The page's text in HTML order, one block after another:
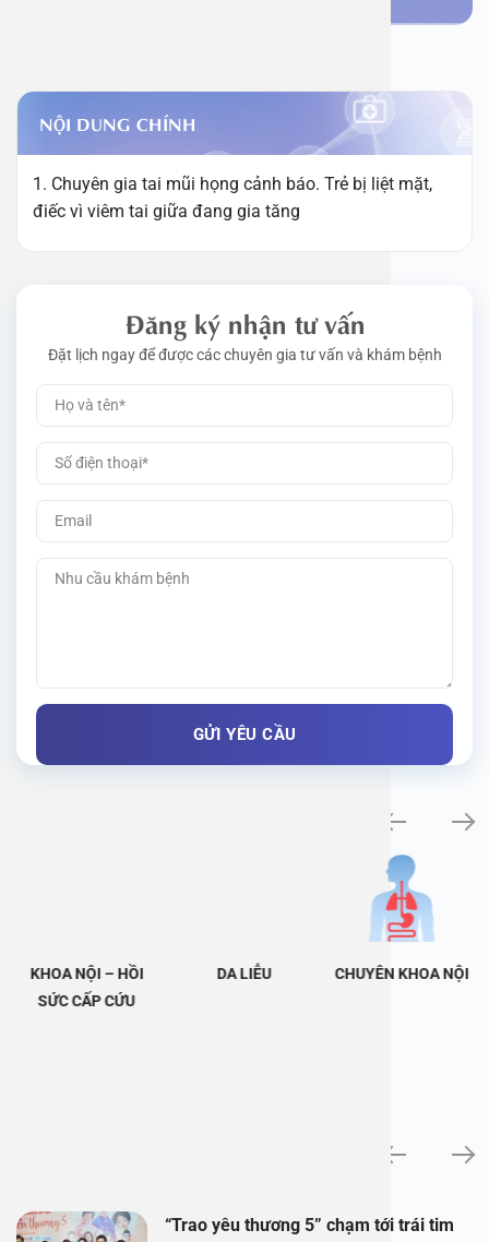
NỘI DUNG CHÍNH
1. Chuyên gia tai mũi họng cảnh báo. Trẻ bị liệt mặt,
điếc vì viêm tai giữa đang gia tăng
Đăng ký nhận tư vấn
Đặt lịch ngay để được các chuyên gia tư vấn và khám bệnh
KHOA NỘI – HỒI
SỨC CẤP CỨU
DA LIỄU CHUYÊN KHOA NỘI
“Trao yêu thương 5” chạm tới trái tim